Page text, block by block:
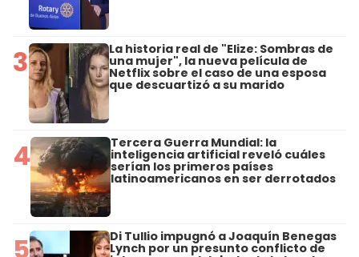
3 La historia real de "Elize: Sombras de
una mujer", la nueva película de
Netflix sobre el caso de una esposa
que descuartizó a su marido
4 Tercera Guerra Mundial: la
inteligencia artificial reveló cuáles
serían los primeros países
latinoamericanos en ser derrotados
5 Di Tullio impugnó a Joaquín Benegas
Lynch por un presunto conflicto de